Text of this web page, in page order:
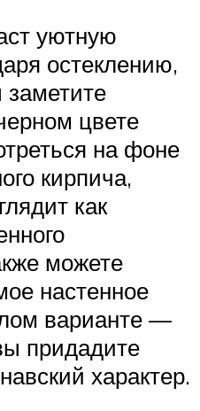
уютную
остеклению,
заметите
цвете
на фоне
кирпича,
как
можете
настенное
варианте —
придадите
характер.